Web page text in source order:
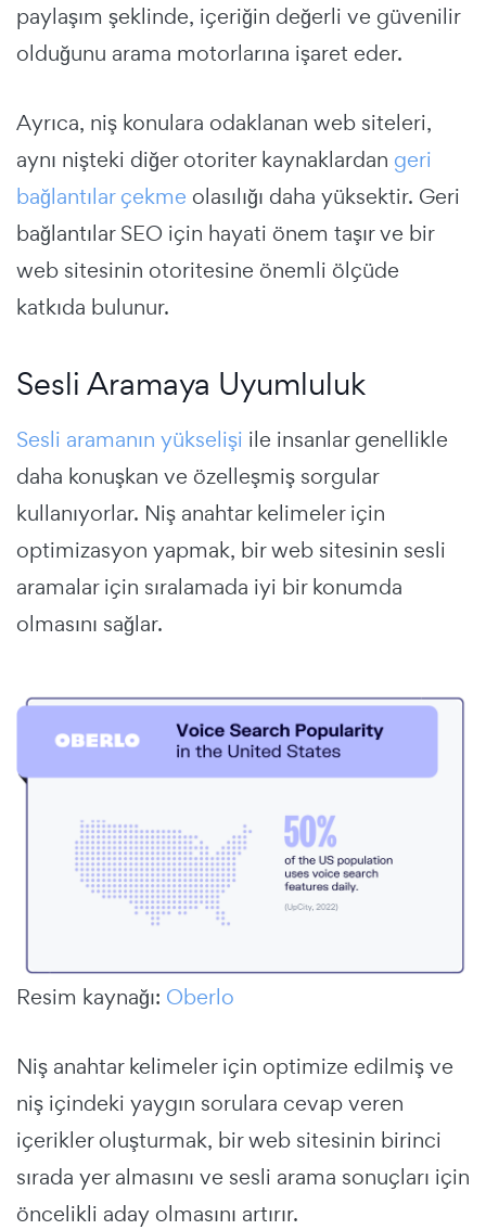
paylaşım şeklinde, içeriğin değerli ve güvenilir
olduğunu arama motorlarına işaret eder.
Ayrıca, niş konulara odaklanan web siteleri,
aynı nişteki diğer otoriter kaynaklardan geri
bağlantılar çekme olasılığı daha yüksektir. Geri
bağlantılar SEO için hayati önem taşır ve bir
web sitesinin otoritesine önemli ölçüde
katkıda bulunur.
Sesli Aramaya Uyumluluk
Sesli aramanın yükselişi ile insanlar genellikle
daha konuşkan ve özelleşmiş sorgular
kullanıyorlar. Niş anahtar kelimeler için
optimizasyon yapmak, bir web sitesinin sesli
aramalar için sıralamada iyi bir konumda
olmasını sağlar.
Resim kaynağı: Oberlo
Niş anahtar kelimeler için optimize edilmiş ve
niş içindeki yaygın sorulara cevap veren
içerikler oluşturmak, bir web sitesinin birinci
sırada yer almasını ve sesli arama sonuçları için
öncelikli aday olmasını artırır.